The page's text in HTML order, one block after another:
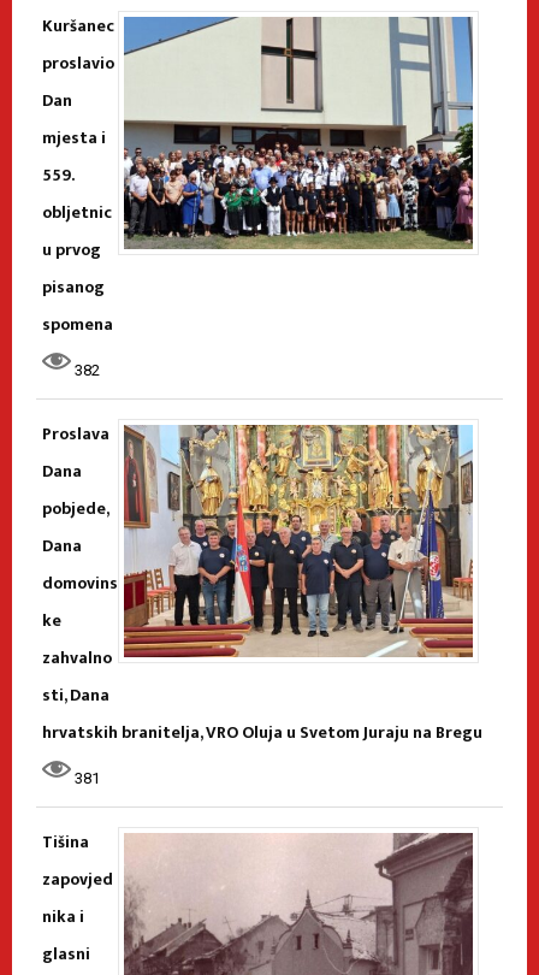
Kuršanec
proslavio
Dan
mjesta i
559.
obljetnic
u prvog
pisanog
spomena
382
Proslava
Dana
pobjede,
Dana
domovins
ke
zahvalno
sti, Dana
hrvatskih branitelja, VRO Oluja u Svetom Juraju na Bregu
381
Tišina
zapovjed
nika i
glasni